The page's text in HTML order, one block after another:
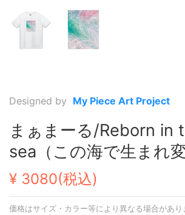
Designed by My Piece Art Project
まぁまーる/Reborn in
sea（この海で生まれ変
¥ 3080(税込)
価格はサイズ・カラー等により異なる場合があり